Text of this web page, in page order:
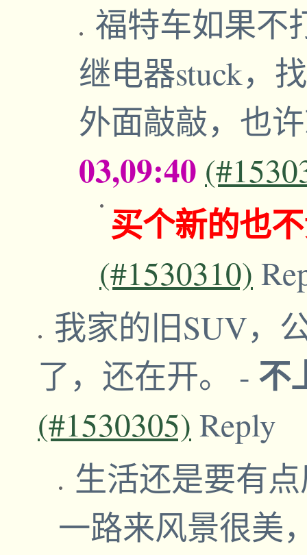
福特车如果不
继电器stuck，
外面敲敲，也
03,09:40
买个新的也
(#1530310)
我家的旧SUV，
了，还在开。 - 不
(#1530305) Reply
生活还是要有
一路来风景很美